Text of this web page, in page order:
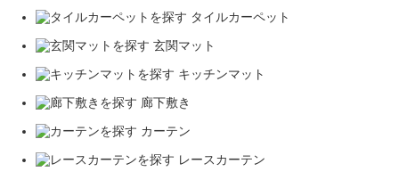
タイルカーペット
玄関マット
キッチンマット
廊下敷き
カーテン
レースカーテン